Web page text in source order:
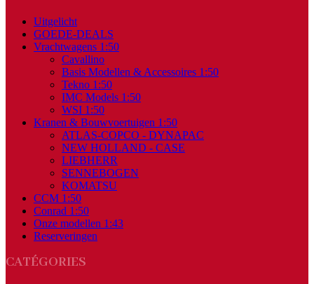
Uitgelicht
GOEDE-DEALS
Vrachtwagens 1:50
Cavallino
Basis Modellen & Accessoires 1:50
Tekno 1:50
IMC Models 1:50
WSI 1:50
Kranen & Bouwvoertuigen 1:50
ATLAS-COPCO - DYNAPAC
NEW HOLLAND - CASE
LIEBHERR
SENNEBOGEN
KOMATSU
CCM 1:50
Conrad 1:50
Onze modellen 1:43
Reserveringen
CATÉGORIES